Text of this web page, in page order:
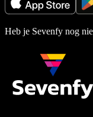
Heb je Sevenfy nog